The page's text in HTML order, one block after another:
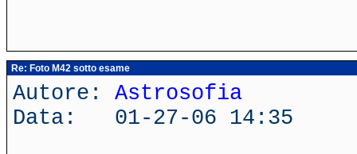
Re: Foto M42 sotto esame
Autore: Astrosofia
Data: 01-27-06 14:35